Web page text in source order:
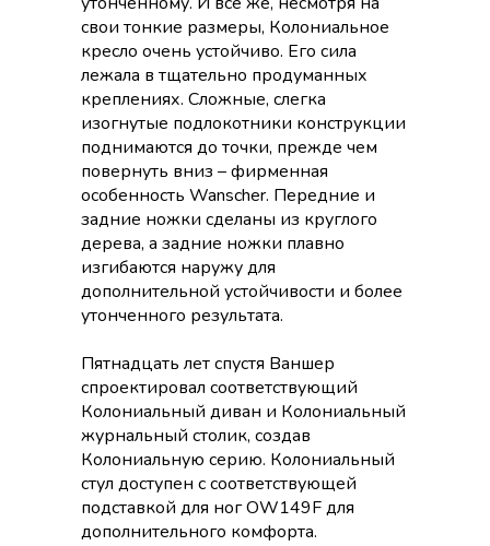
свои тонкие размеры, Колониальное
кресло очень устойчиво. Его сила
лежала в тщательно продуманных
креплениях. Сложные, слегка
изогнутые подлокотники конструкции
поднимаются до точки, прежде чем
повернуть вниз – фирменная
особенность Wanscher. Передние и
задние ножки сделаны из круглого
дерева, а задние ножки плавно
изгибаются наружу для
дополнительной устойчивости и более
утонченного результата.
Пятнадцать лет спустя Ваншер
спроектировал соответствующий
Колониальный диван и Колониальный
журнальный столик, создав
Колониальную серию. Колониальный
стул доступен с соответствующей
подставкой для ног OW149F для
дополнительного комфорта.